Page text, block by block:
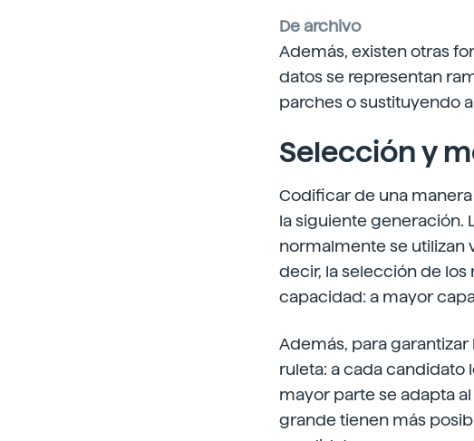
De archivo
Además, existen otras
datos se representan
parches o sustituyendo
Selección y
Codificar de una
la siguiente generación.
normalmente se utilizan
decir, la selección de
capacidad: a mayor
Además, para
ruleta: a cada candidato
mayor parte se adapta
grande tienen más